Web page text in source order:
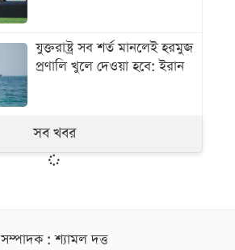
যুক্তরাষ্ট্র সব শর্ত মানলেই হরমুজ
প্রণালি খুলে দেওয়া হবে: ইরান
সব খবর
সম্পাদক : শ্যামল দত্ত